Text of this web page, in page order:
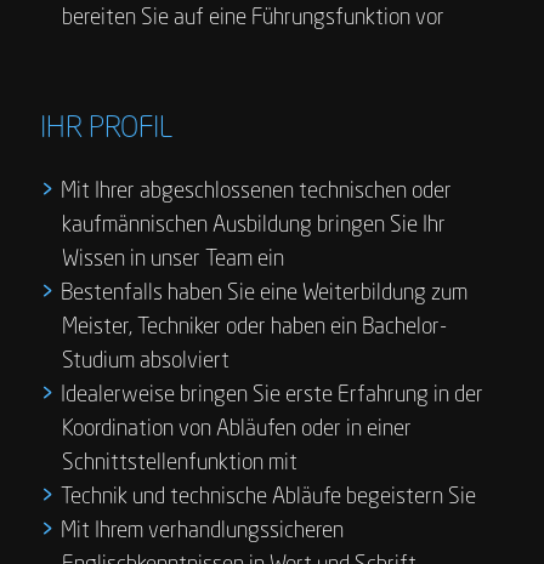
bereiten Sie auf eine Führungsfunktion vor
IHR PROFIL
Mit Ihrer abgeschlossenen technischen oder
kaufmännischen Ausbildung bringen Sie Ihr
Wissen in unser Team ein
Bestenfalls haben Sie eine Weiterbildung zum
Meister, Techniker oder haben ein Bachelor-
Studium absolviert
Idealerweise bringen Sie erste Erfahrung in der
Koordination von Abläufen oder in einer
Schnittstellenfunktion mit
Technik und technische Abläufe begeistern Sie
Mit Ihrem verhandlungssicheren